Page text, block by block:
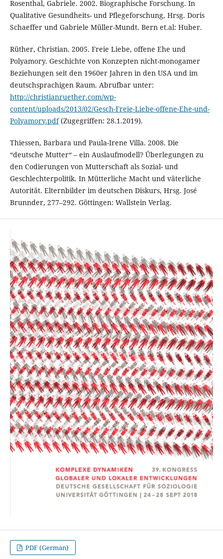
Rosenthal, Gabriele. 2002. Biographische Forschung. In
Qualitative Gesundheits- und Pflegeforschung, Hrsg. Doris
Schaeffer und Gabriele Müller-Mundt. Bern et.al: Huber.
Rüther, Christian. 2005. Freie Liebe, offene Ehe und
Polyamory. Geschichte von Konzepten nicht-monogamer
Beziehungen seit den 1960er Jahren in den USA und im
deutschsprachigen Raum. Abrufbar unter:
http://christianruether.com/wp-
content/uploads/2013/02/Gesch-Freie-Liebe-offene-Ehe-und-
Polyamory.pdf(Zugegriffen: 28.1.2019).
Thiessen, Barbara und Paula-Irene Villa. 2008. Die
“deutsche Mutter“ – ein Auslaufmodell? Überlegungen zu
den Codierungen von Mutterschaft als Sozial- und
Geschlechterpolitik. In Mütterliche Macht und väterliche
Autorität. Elternbilder im deutschen Diskurs, Hrsg. José
Brunnder, 277–292. Göttingen: Wallstein Verlag.
PDF (German)